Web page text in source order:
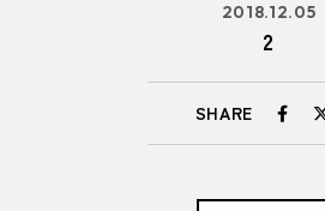
2018.12.05
2
SHARE